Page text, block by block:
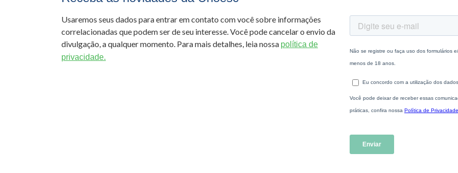
Usaremos seus dados para entrar em contato com você sobre informações
correlacionadas que podem ser de seu interesse. Você pode cancelar o envio da
divulgação, a qualquer momento. Para mais detalhes, leia nossa política de
privacidade.